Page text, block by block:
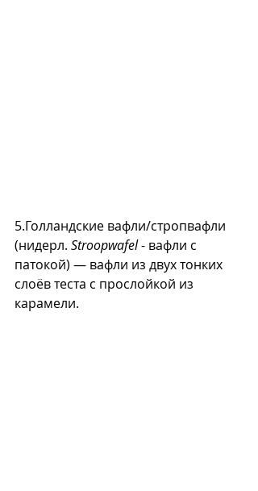
5.Голландские вафли/стропвафли
(нидерл. Stroopwafel - вафли с
патокой) — вафли из двух тонких
слоёв теста с прослойкой из
карамели.